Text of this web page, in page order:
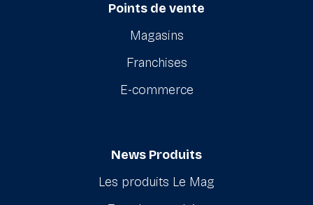
Points de vente
Magasins
Franchises
E-commerce
News Produits
Les produits Le Mag